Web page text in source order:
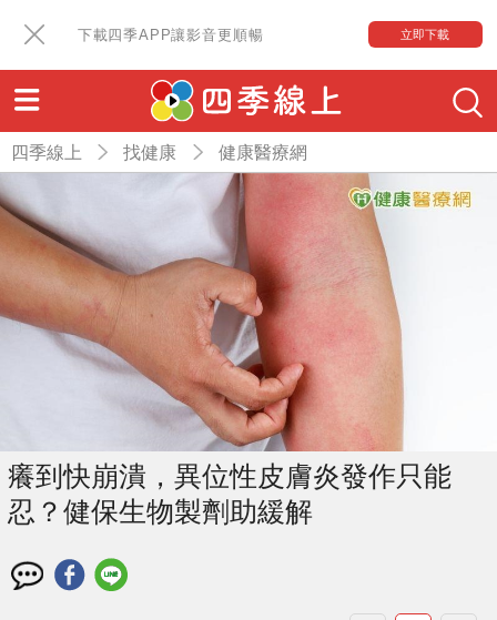
下載四季APP讓影音更順暢 立即下載
四季線上 找健康 健康醫療網
癢到快崩潰，異位性皮膚炎發作只能
忍？健保生物製劑助緩解